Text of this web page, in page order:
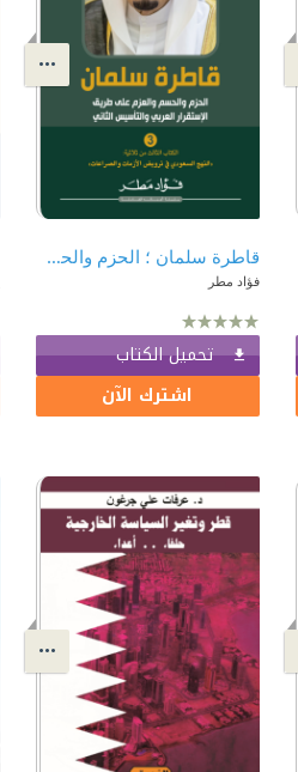
قاطرة سلمان ؛ الحزم والحسم والعزم على طريق الإستقرار العربي والتأسيس الثاني
فؤاد مطر
تحميل الكتاب
اشترك الآن